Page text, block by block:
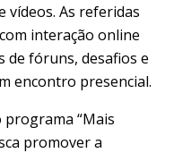
vídeos. As referidas
interação online
fóruns, desafios e
encontro presencial.
“Mais
promover a